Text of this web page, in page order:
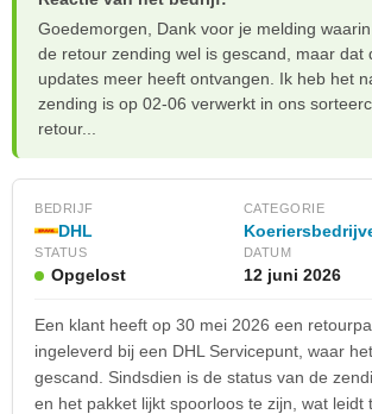
Goedemorgen, Dank voor je melding
de retour zending wel is gescand, maar dat
updates meer heeft ontvangen. Ik heb het
zending is op 02-06 verwerkt in ons
retour...
BEDRIJF
DHL
CATEGORIE
STATUS
Opgelost
DATUM
12 juni 2026
Een klant heeft op 30 mei 2026 een
ingeleverd bij een DHL Servicepunt, waar
gescand. Sindsdien is de status van de
en het pakket lijkt spoorloos te zijn, wat leidt